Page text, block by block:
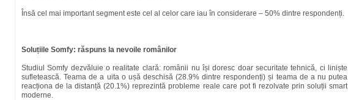
Însă cel mai important segment este cel al celor care iau în considerare – 50% dintre respondenți.
Soluțiile Somfy: răspuns la nevoile românilor
Studiul Somfy dezvăluie o realitate clară: românii nu își doresc doar securitate tehnică, ci liniște
sufletească. Teama de a uita o ușă deschisă (28.9% dintre respondenți) și teama de a nu putea
reacționa de la distanță (20.1%) reprezintă probleme reale care pot fi rezolvate prin soluții smart
moderne.